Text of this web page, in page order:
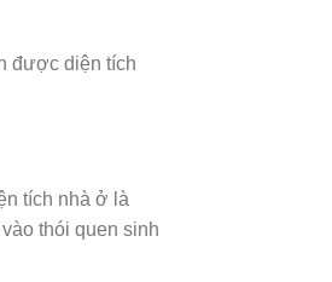
được diện tích
tích nhà ở là
thói quen sinh